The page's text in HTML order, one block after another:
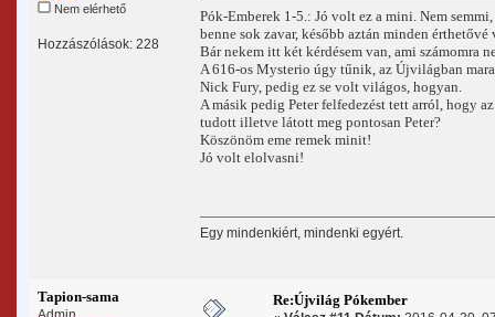
Nem elérhető
Hozzászólások: 228
Pók-Emberek 1-5.: Jó volt ez a mini. Nem
benne sok zavar, később aztán minden
Bár nekem itt két kérdésem van, ami számomra
A 616-os Mysterio úgy tűnik, az Újvilágban
Nick Fury, pedig ez se volt világos, hogyan.
A másik pedig Peter felfedezést tett arról, hogy
tudott illetve látott meg pontosan Peter?
Köszönöm eme remek minit!
Jó volt elolvasni!
Egy mindenkiért, mindenki egyért.
Tapion-sama
Admin
Re:Újvilág Pókember